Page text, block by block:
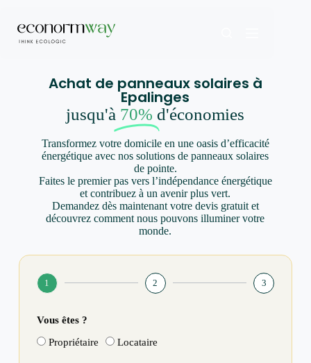
Achat de panneaux solaires à
Epalinges
jusqu'à 70% d'économies
Transformez votre domicile en une oasis d’efficacité
énergétique avec nos solutions de panneaux solaires
de pointe.
Faites le premier pas vers l’indépendance énergétique
et contribuez à un avenir plus vert.
Demandez dès maintenant votre devis gratuit et
découvrez comment nous pouvons illuminer votre
monde.
1 2 3
Vous êtes ?
Propriétaire Locataire